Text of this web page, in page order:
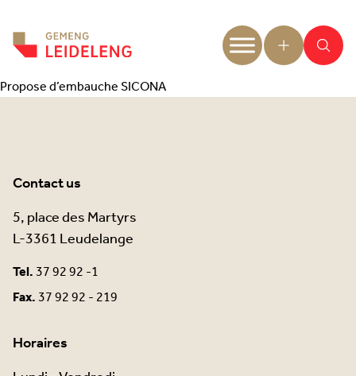
Propose d’embauche SICONA
Contact us
5, place des Martyrs
L-3361 Leudelange
Tel.37 92 92 -1
Fax.37 92 92 - 219
Horaires